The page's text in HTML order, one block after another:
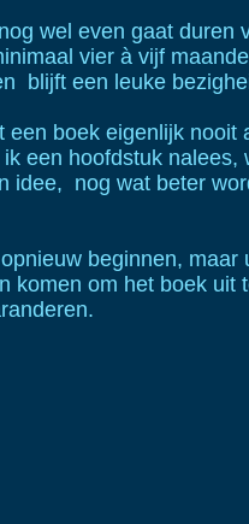
wel even gaat duren
vier à vijf
blijft een leuke
een boek eigenlijk nooit
een hoofdstuk
idee, nog wat beter
beginnen,
komen om het boek uit